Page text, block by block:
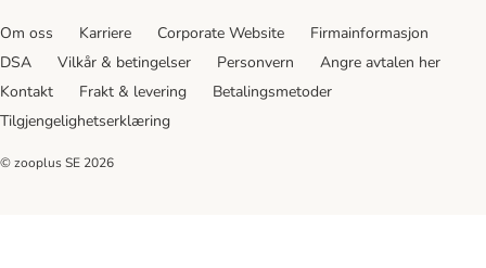
Om oss Karriere Corporate Website
Firmainformasjon
DSA
Vilkår & betingelser Personvern
Angre avtalen her
Kontakt
Frakt & levering
Betalingsmetoder
Tilgjengelighetserklæring
© zooplus SE 2026